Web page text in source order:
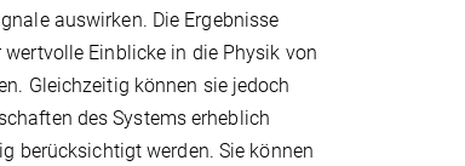
auswirken. Die Ergebnisse
Einblicke in die Physik von
Gleichzeitig können sie jedoch
des Systems erheblich
berücksichtigt werden. Sie können